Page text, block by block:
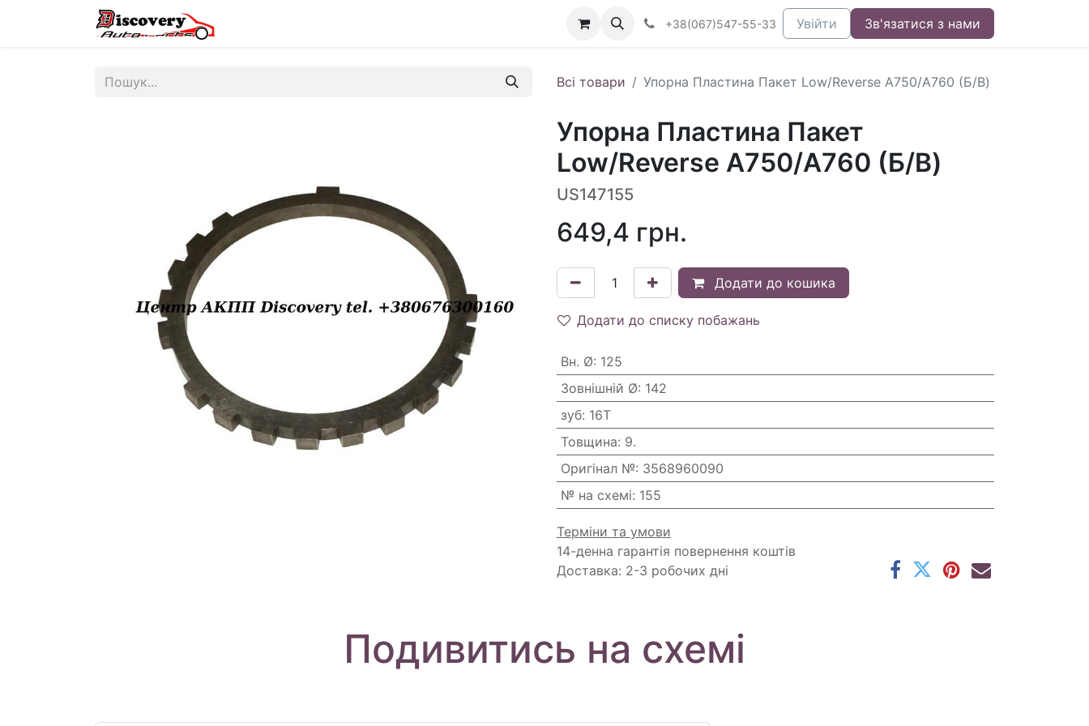
+38(067)547-55-33 Увійти Зв'язатися з нами
Всі товари Упорна Пластина Пакет Low/Reverse A750/A760 (Б/В)
Упорна Пластина Пакет
Low/Reverse A750/A760 (Б/В)
US147155
649,4 грн.
Додати до кошика
Додати до списку побажань
Вн. Ø: 125
Зовнішній Ø: 142
зуб: 16T
Товщина: 9.
Оригінал №: 3568960090
№ на схемі: 155
Терміни та умови
14-денна гарантія повернення коштів
Доставка: 2-3 робочих дні
Подивитись на схемі